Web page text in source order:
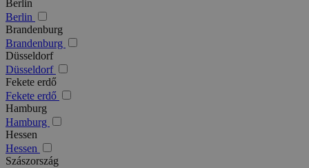
Berlin
Berlin
Brandenburg
Brandenburg
Düsseldorf
Düsseldorf
Fekete erdő
Fekete erdő
Hamburg
Hamburg
Hessen
Hessen
Szászország